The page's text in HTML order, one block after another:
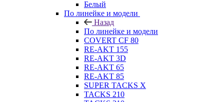
Белый
По линейке и модели
Назад
По линейке и модели
COVERT CF 80
RE-AKT 155
RE-AKT 3D
RE-AKT 65
RE-AKT 85
SUPER TACKS X
TACKS 210